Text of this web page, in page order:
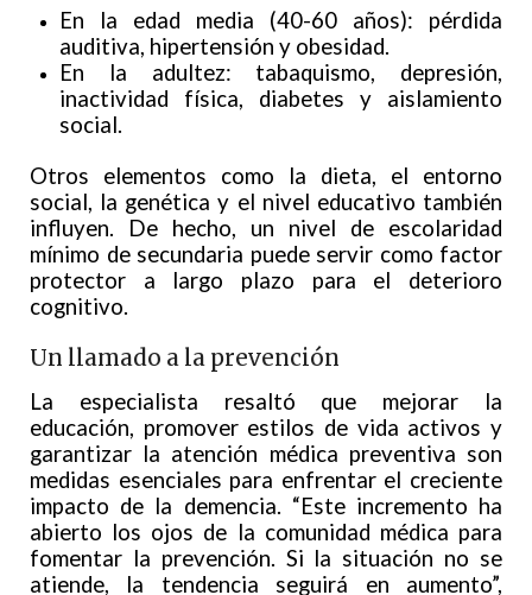
En la edad media (40-60 años): pérdida
auditiva, hipertensión y obesidad.
En la adultez: tabaquismo, depresión,
inactividad física, diabetes y aislamiento
social.
Otros elementos como la dieta, el entorno
social, la genética y el nivel educativo también
influyen. De hecho, un nivel de escolaridad
mínimo de secundaria puede servir como factor
protector a largo plazo para el deterioro
cognitivo.
Un llamado a la prevención
La especialista resaltó que mejorar la
educación, promover estilos de vida activos y
garantizar la atención médica preventiva son
medidas esenciales para enfrentar el creciente
impacto de la demencia. “Este incremento ha
abierto los ojos de la comunidad médica para
fomentar la prevención. Si la situación no se
atiende, la tendencia seguirá en aumento”,